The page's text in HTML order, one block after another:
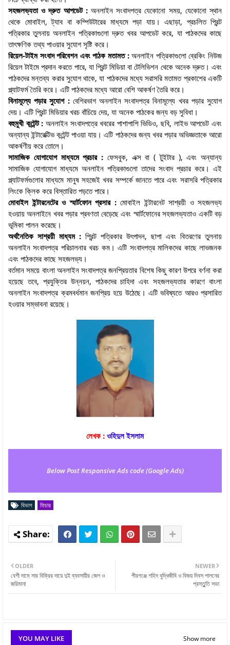
সহজলভ্যতা ও দ্রুত আপডেট :অনলাইন সংবাদপত্র যেকোনো সময়, যেকোনো স্থান
থেকে মোবাইল, ট্যাব বা কম্পিউটারের মাধ্যমে পড়া যায়। এছাড়া, প্রচলিত প্রিন্ট
পত্রিকার তুলনায় অনলাইন পত্রিকাগুলো দ্রুত খবর আপডেট করে, যা পাঠকদের কাছে
তাৎক্ষণিক তথ্য পাওয়ার সুযোগ সৃষ্টি করে।
রিয়েল-টাইম সংবাদ পরিবেশন এবং পাঠক মতামত :অনলাইন পত্রিকাগুলো ব্রেকিং নিউজ
রিয়েল টাইমে প্রদান করতে পারে, যা প্রিন্ট মিডিয়া বা টেলিভিশন থেকে অনেক দ্রুত। এবং
পাঠকদের মন্তব্য করার সুযোগ থাকে, যা পাঠকদের মধ্যে সরাসরি মতামত প্রকাশের একটি
প্ল্যাটফর্ম তৈরি করে। এটি পাঠকদের মধ্যে আরো বেশি আকর্ষণ তৈরি করে।
বিনামূল্যে পড়ার সুযোগ :বেশিরভাগ অনলাইন সংবাদপত্র বিনামূল্যে খবর পড়ার সুযোগ
দেয়। এটি প্রিন্ট মিডিয়ার খরচ বাঁচিয়ে দেয়, যা অনেক পাঠকের জন্য বড় সুবিধা।
বহুমুখী কন্টেন্ট : অনলাইন সংবাদপত্রে খবরের পাশাপাশি ভিডিও, ছবি, লাইভ আপডেট এবং
অন্যান্য ইন্টারেক্টিভ কন্টেন্ট পাওয়া যায়। এটি পাঠকদের জন্য খবর পড়ার অভিজ্ঞতাকে আরো
আকর্ষণীয় করে তোলে।
সামাজিক যোগাযোগ মাধ্যমে প্রচার : ফেসবুক, এক্স বা ( টুইটার ), এবং অন্যান্য
সামাজিক যোগাযোগ মাধ্যমে অনলাইন পত্রিকাগুলো তাদের সংবাদ প্রচার করে। এই
প্ল্যাটফর্মগুলোর মাধ্যমে মানুষ সহজেই খবর সম্পর্কে জানতে পারে এবং সরাসরি পত্রিকার
লিংকে ক্লিক করে বিস্তারিত পড়তে পারে।
মোবাইল ইন্টারনেটের ও স্মার্টফোন প্রসার : মোবাইল ইন্টারনেট সাশ্রয়ী ও সহজলভ্য
হওয়ায় অনলাইনে খবর পড়ার প্রবণতা বেড়েছে এবং স্মার্টফোনের সহজলভ্যতাও একটি বড়
ভূমিকা পালন করেছে।
অর্থনৈতিক সাশ্রয়ী মাধ্যম : প্রিন্ট পত্রিকার উৎপাদন, ছাপা এবং বিতরণের তুলনায়
অনলাইন সংবাদপত্র পরিচালনার খরচ কম। এটি সংবাদপত্র মালিকদের কাছে লাভজনক
এবং পাঠকদের কাছে সহজলভ্য।
বর্তমান সময়ে বাংলা অনলাইন সংবাদপত্র জনপ্রিয়তার বিশেষ কিছু কারণ উপরে বর্ণনা করা
হয়েছে তবে, প্রযুক্তির উন্নয়ন, পাঠকদের চাহিদা এবং সহজলভ্যতার কারণে বাংলা
অনলাইন সংবাদপত্র ক্রমবর্ধমান জনপ্রিয় হয়ে উঠেছে। এটি ভবিষ্যতে আরও প্রসারিত
হওয়ার সম্ভাবনা রয়েছে।
লেখক : ওহিদুল ইসলাম
Below Post Responsive Ads code (Google Ads)
বিভাগ ফিচার
NEWER
পীরগঞ্জে শহিদ বুদ্ধিজীবি ও বিজয় দিবস পালনের
প্রস্তুুতি সভা
OLDER
বেশী দামে সার বিক্রির দায়ে দুই ব্যবসায়ীর জেল ও
জরিমানা
YOU MAY LIKE Show more